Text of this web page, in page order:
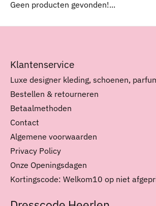
Geen producten gevonden!...
Klantenservice
Luxe designer kleding, schoenen,
Bestellen & retourneren
Betaalmethoden
Contact
Algemene voorwaarden
Privacy Policy
Onze Openingsdagen
Kortingscode: Welkom10 op niet